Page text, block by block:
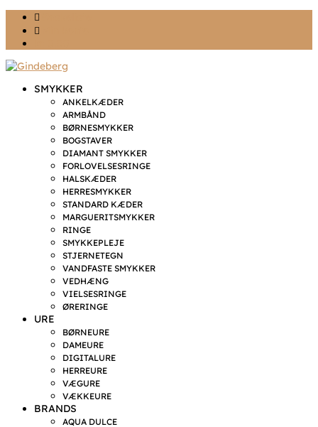
SMYKKER
ANKELKÆDER
ARMBÅND
BØRNESMYKKER
BOGSTAVER
DIAMANT SMYKKER
FORLOVELSESRINGE
HALSKÆDER
HERRESMYKKER
STANDARD KÆDER
MARGUERITSMYKKER
RINGE
SMYKKEPLEJE
STJERNETEGN
VANDFASTE SMYKKER
VEDHÆNG
VIELSESRINGE
ØRERINGE
URE
BØRNEURE
DAMEURE
DIGITALURE
HERREURE
VÆGURE
VÆKKEURE
BRANDS
AQUA DULCE